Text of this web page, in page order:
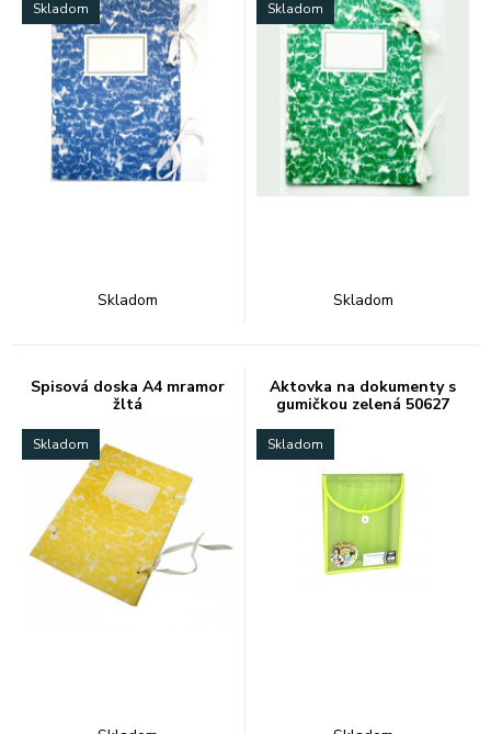
Skladom
Skladom
Skladom
Skladom
Spisová doska A4 mramor
žltá
Skladom
Aktovka na dokumenty s
gumičkou zelená 50627
Skladom